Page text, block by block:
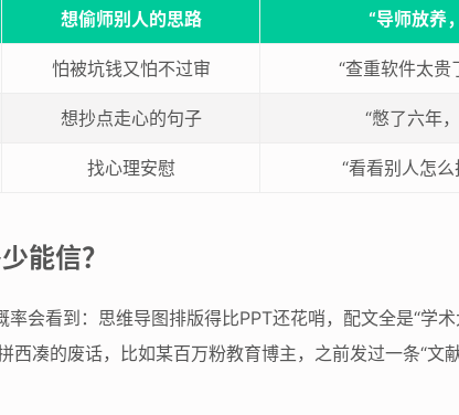
想偷师别人的思路 “导师放养
怕被坑钱又怕不过审 “查重软件太贵
想抄点走心的句子 “憋了六年
找心理安慰 “看看别人怎
能信？
会看到：思维导图排版得比PPT还花哨，配文全是“学
凑的废话，比如某百万粉教育博主，之前发过一条“文